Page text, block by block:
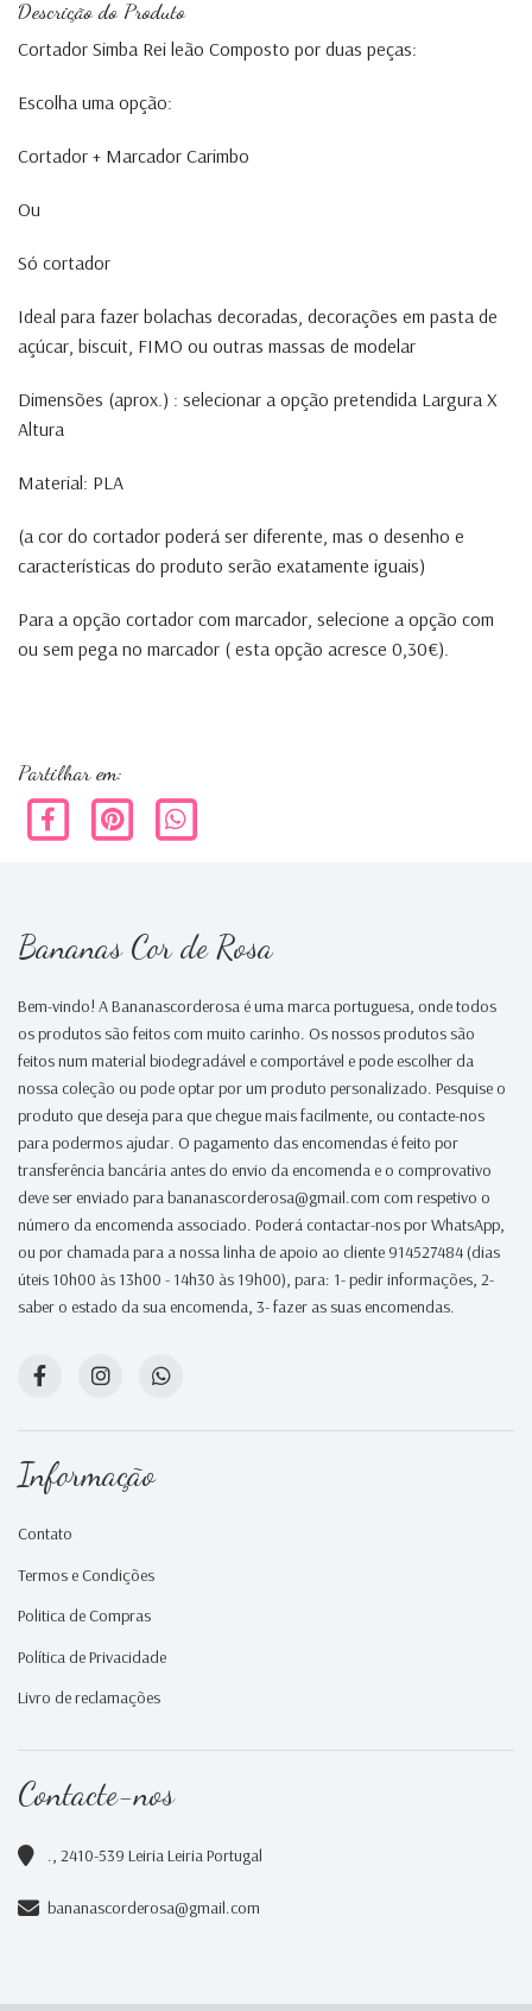
Descrição do Produto
Cortador Simba Rei leão Composto por duas peças:
Escolha uma opção:
Cortador + Marcador Carimbo
Ou
Só cortador
Ideal para fazer bolachas decoradas, decorações em pasta de
açúcar, biscuit, FIMO ou outras massas de modelar
Dimensões (aprox.) : selecionar a opção pretendida Largura X
Altura
Material: PLA
(a cor do cortador poderá ser diferente, mas o desenho e
características do produto serão exatamente iguais)
Para a opção cortador com marcador, selecione a opção com
ou sem pega no marcador ( esta opção acresce 0,30€).
Partilhar em:
Bananas Cor de Rosa
Bem-vindo! A Bananascorderosa é uma marca portuguesa, onde todos
os produtos são feitos com muito carinho. Os nossos produtos são
feitos num material biodegradável e comportável e pode escolher da
nossa coleção ou pode optar por um produto personalizado. Pesquise o
produto que deseja para que chegue mais facilmente, ou contacte-nos
para podermos ajudar. O pagamento das encomendas é feito por
transferência bancária antes do envio da encomenda e o comprovativo
deve ser enviado para bananascorderosa@gmail.com com respetivo o
número da encomenda associado. Poderá contactar-nos por WhatsApp,
ou por chamada para a nossa linha de apoio ao cliente 914527484 (dias
úteis 10h00 às 13h00 - 14h30 às 19h00), para: 1- pedir informações, 2-
saber o estado da sua encomenda, 3- fazer as suas encomendas.
Informação
Contato
Termos e Condições
Politica de Compras
Política de Privacidade
Livro de reclamações
Contacte-nos
., 2410-539 Leiria Leiria Portugal
bananascorderosa@gmail.com